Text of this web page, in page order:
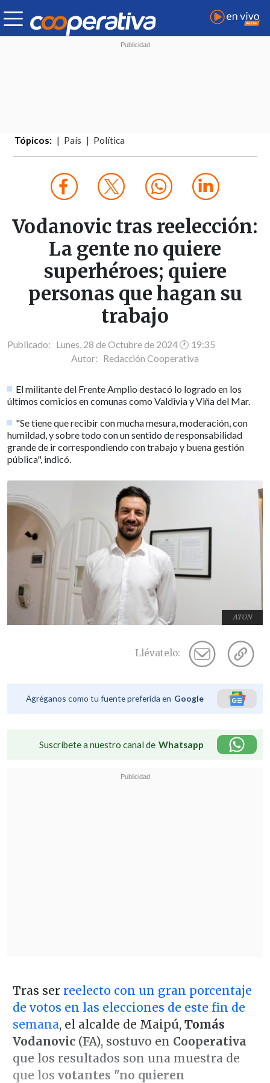
Tópicos: País Política
Vodanovic tras reelección:
La gente no quiere
superhéroes; quiere
personas que hagan su
trabajo
Publicado: Lunes, 28 de Octubre de 2024 🕐 19:35
Autor: Redacción Cooperativa
El militante del Frente Amplio destacó lo logrado en los
últimos comicios en comunas como Valdivia y Viña del Mar.
"Se tiene que recibir con mucha mesura, moderación, con
humildad, y sobre todo con un sentido de responsabilidad
grande de ir correspondiendo con trabajo y buena gestión
pública", indicó.
ATON
Llévatelo:
Agréganos como tu fuente preferida en Google
Suscríbete a nuestro canal de Whatsapp
Tras ser reelecto con un gran porcentaje
de votos en las elecciones de este fin de
semana, el alcalde de Maipú, Tomás
Vodanovic(FA), sostuvo en Cooperativa
que los resultados son una muestra de
que los votantes "no quieren